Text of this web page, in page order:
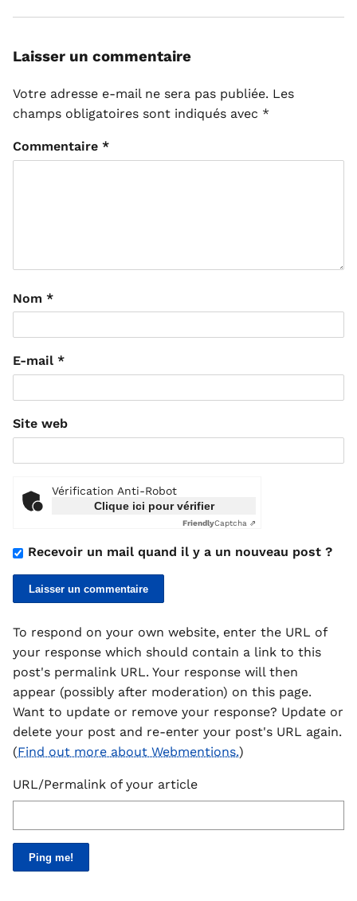
Laisser un commentaire
Votre adresse e-mail ne sera pas publiée. Les
champs obligatoires sont indiqués avec *
Commentaire *
Nom *
E-mail *
Site web
Vérification Anti-Robot
Clique ici pour vérifier
FriendlyCaptcha ⇗
Recevoir un mail quand il y a un nouveau post ?
To respond on your own website, enter the URL of
your response which should contain a link to this
post's permalink URL. Your response will then
appear (possibly after moderation) on this page.
Want to update or remove your response? Update or
delete your post and re-enter your post's URL again.
(Find out more about Webmentions.)
URL/Permalink of your article